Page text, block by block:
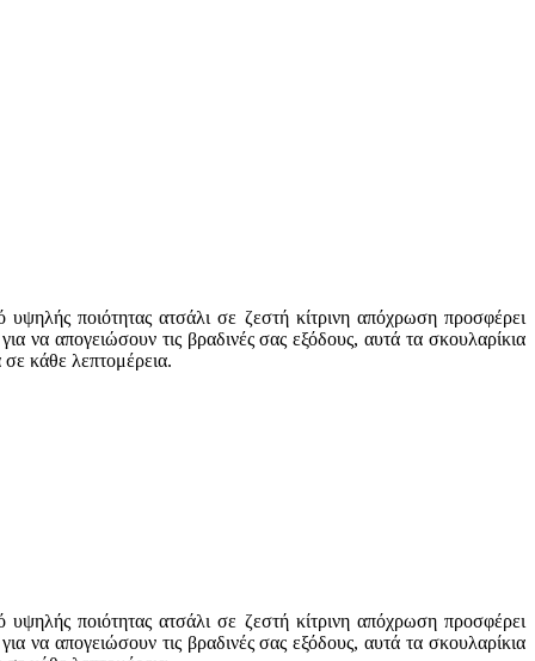
ποιότητας ατσάλι σε ζεστή κίτρινη απόχρωση προσφέρει
να απογειώσουν τις βραδινές σας εξόδους, αυτά τα σκουλαρίκια
σε κάθε λεπτομέρεια.
ποιότητας ατσάλι σε ζεστή κίτρινη απόχρωση προσφέρει
να απογειώσουν τις βραδινές σας εξόδους, αυτά τα σκουλαρίκια